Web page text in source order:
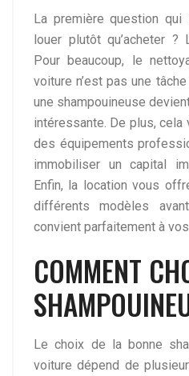
La première question
louer plutôt qu’acheter
Pour beaucoup, le
voiture n’est pas une
une shampouineuse
intéressante. De plus, cela
des équipements
immobiliser un capital
Enfin, la location vous
différents modèles
convient parfaitement à
COMMENT
Le choix de la bonne
voiture dépend de